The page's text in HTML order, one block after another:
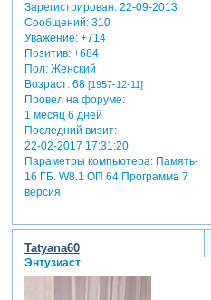
Зарегистрирован: 22-09-2013
Сообщений:310
Уважение: +714
Позитив: +684
Пол:Женский
Возраст:68 [1957-12-11]
Провел на форуме:
1 месяц 6 дней
Последний визит:
22-02-2017 17:31:20
Параметры компьютера:Память-
16 ГБ. W8.1 ОП 64.Программа 7
версия
Tatyana60
Энтузиаст